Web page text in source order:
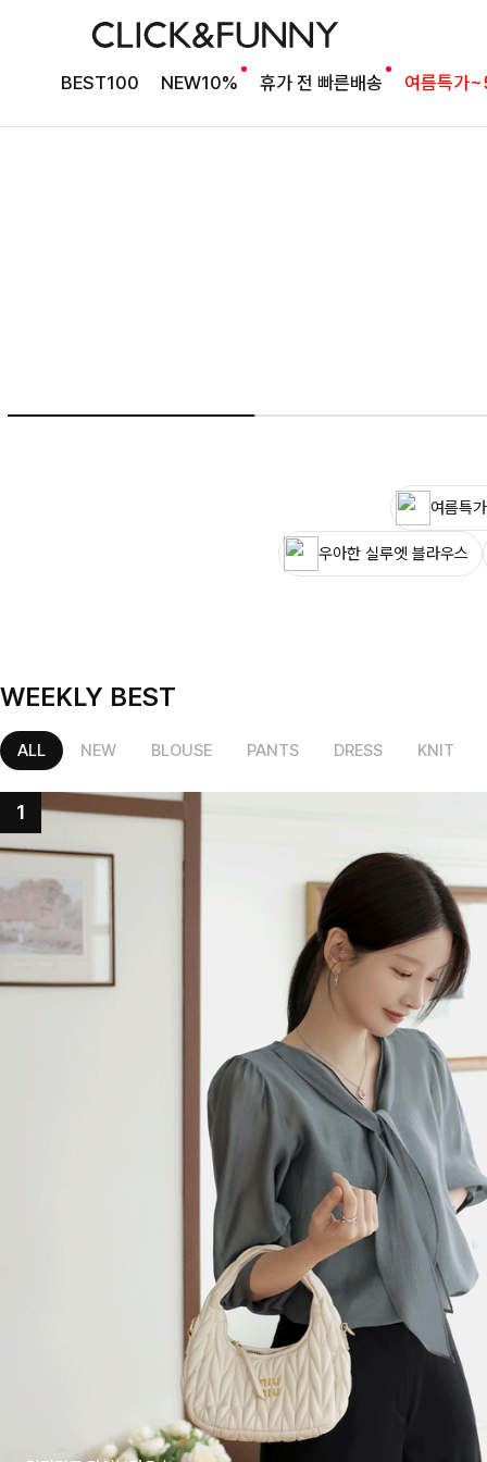
BEST100 NEW10% 휴가 전 빠른배송 여름특가
을 완성할
원피스
여름특
우아한 실루엣 블라우스
WEEKLY BEST
ALL NEW BLOUSE PANTS DRESS KNIT